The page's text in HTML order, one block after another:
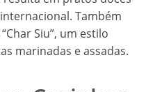
Também
Siu”, um estilo
marinadas e assadas.